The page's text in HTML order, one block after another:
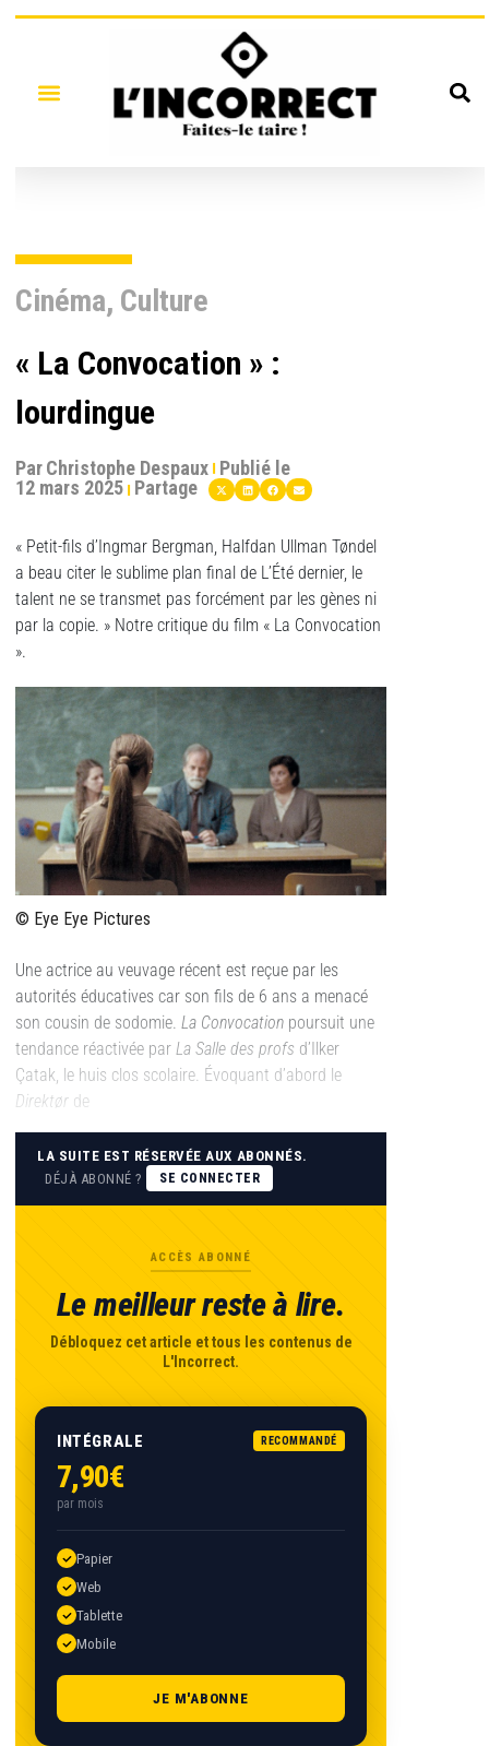
Cinéma, Culture
« La Convocation » :
lourdingue
ParChristophe Despaux Publié le
12 mars 2025 Partage
« Petit-fils d’Ingmar Bergman, Halfdan Ullman Tøndel
a beau citer le sublime plan final de L’Été dernier, le
talent ne se transmet pas forcément par les gènes ni
par la copie. » Notre critique du film « La Convocation
».
© Eye Eye Pictures
Une actrice au veuvage récent est reçue par les
autorités éducatives car son fils de 6 ans a menacé
son cousin de sodomie. La Convocation poursuit une
tendance réactivée par La Salle des profs d’Ilker
Çatak, le huis clos scolaire. Évoquant d’abord le
Direktør de
LA SUITE EST RÉSERVÉE AUX ABONNÉS.
DÉJÀ ABONNÉ ?
SE CONNECTER
ACCÈS ABONNÉ
Le meilleur reste à lire.
Débloquez cet article et tous les contenus de
L'Incorrect.
INTÉGRALE RECOMMANDÉ
7,90€
par mois
Papier
Web
Tablette
Mobile
JE M'ABONNE